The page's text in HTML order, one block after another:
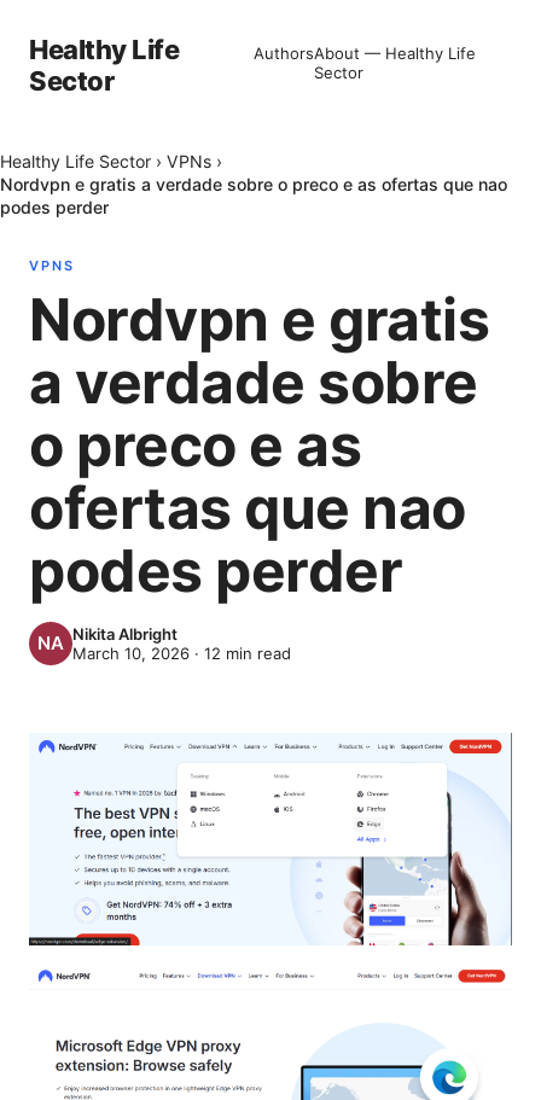
Healthy Life
Sector
AuthorsAbout — Healthy Life
Sector
Healthy Life Sector › VPNs ›
Nordvpn e gratis a verdade sobre o preco e as ofertas que nao
podes perder
VPNS
Nordvpn e gratis
a verdade sobre
o preco e as
ofertas que nao
podes perder
Nikita Albright
March 10, 2026 · 12 min read